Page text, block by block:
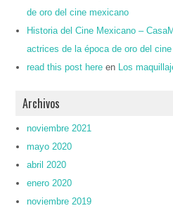
de oro del cine mexicano
Historia del Cine Mexicano –
actrices de la época de oro del
read this post here en Los
Archivos
noviembre 2021
mayo 2020
abril 2020
enero 2020
noviembre 2019